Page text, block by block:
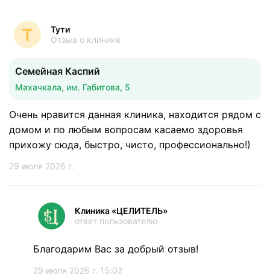
Т
Тути
Отзыв о клинике
Семейная Каспий
Махачкала, им. Габитова, 5
Очень нравится данная клиника, находится рядом с
домом и по любым вопросам касаемо здоровья
прихожу сюда, быстро, чисто, профессионально!)
29 июля 2026 г.
Клиника «ЦЕЛИТЕЛЬ»
ответ пользователю
Благодарим Вас за добрый отзыв!
29 июля 2026 г. 15:02